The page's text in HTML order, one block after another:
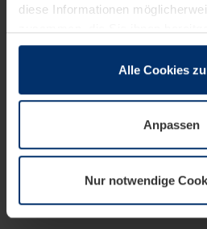
diese Informationen
sie im Rahmen Ihrer Nutzung
wenn diese für den Betrieb
notwendig sind. Für alle anderen
wir Ihre Erlaubnis. Ihre
Datenschutzerklärungunserer
widerrufen.
Alle Cookies
Anpassen
Nur notwendige